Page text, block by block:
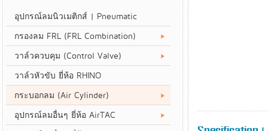
อุปกรณ์ลมนิวเมติกส์ | Pneumatic
กรองลม FRL (FRL Combination)
วาล์วควบคุม (Control Valve)
วาล์วหัวขับ ยี่ห้อ RHINO
กระบอกลม (Air Cylinder)
อุปกรณ์ลมอื่นๆ ยี่ห้อ AirTAC